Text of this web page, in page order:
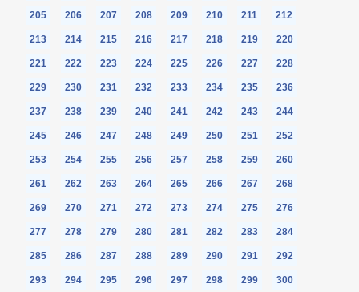
205 206 207 208 209 210 211 212
213 214 215 216 217 218 219 220
221 222 223 224 225 226 227 228
229 230 231 232 233 234 235 236
237 238 239 240 241 242 243 244
245 246 247 248 249 250 251 252
253 254 255 256 257 258 259 260
261 262 263 264 265 266 267 268
269 270 271 272 273 274 275 276
277 278 279 280 281 282 283 284
285 286 287 288 289 290 291 292
293 294 295 296 297 298 299 300